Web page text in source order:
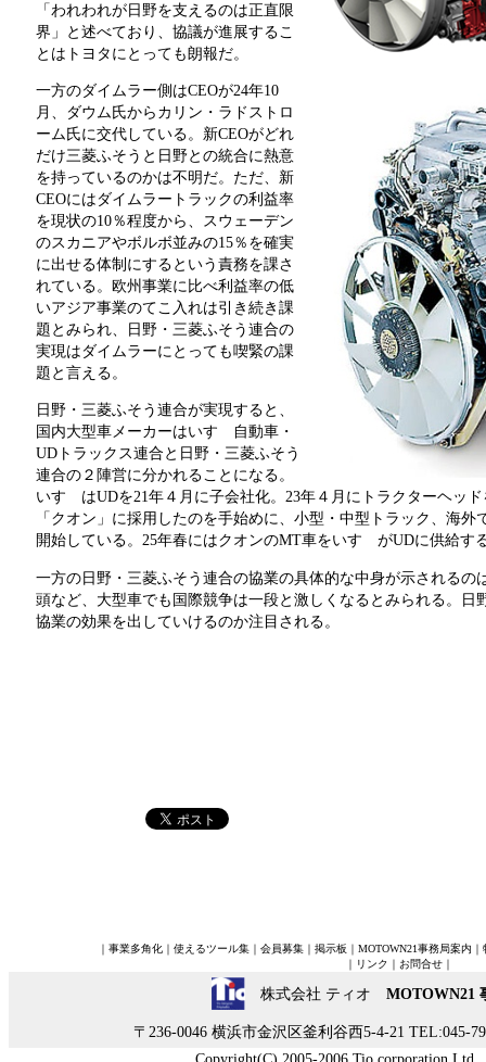
「われわれが日野を支えるのは正直限
界」と述べており、協議が進展するこ
とはトヨタにとっても朗報だ。
一方のダイムラー側はCEOが24年10
月、ダウム氏からカリン・ラドストロ
ーム氏に交代している。新CEOがどれ
だけ三菱ふそうと日野との統合に熱意
を持っているのかは不明だ。ただ、新
CEOにはダイムラートラックの利益率
を現状の10％程度から、スウェーデン
のスカニアやボルボ並みの15％を確実
に出せる体制にするという責務を課さ
れている。欧州事業に比べ利益率の低
いアジア事業のてこ入れは引き続き課
題とみられ、日野・三菱ふそう連合の
実現はダイムラーにとっても喫緊の課
題と言える。
日野・三菱ふそう連合が実現すると、
国内大型車メーカーはいすゞ自動車・
UDトラックス連合と日野・三菱ふそう
連合の２陣営に分かれることになる。
いすゞはUDを21年４月に子会社化。23年４月にトラクターヘッ
「クオン」に採用したのを手始めに、小型・中型トラック、海
開始している。25年春にはクオンのMT車をいすゞがUDに供給す
一方の日野・三菱ふそう連合の協業の具体的な中身が示されるの
頭など、大型車でも国際競争は一段と激しくなるとみられる。日
協業の効果を出していけるのか注目される。
｜ 事業多角化 ｜ 使えるツール集 ｜ 会員募集 ｜ 掲示板 ｜ MOTOWN21事務局案内 ｜
｜ リンク ｜ お問合せ｜
株式会社 ティオ MOTOWN21
〒236-0046 横浜市金沢区釜利谷西5-4-21 TEL:045-